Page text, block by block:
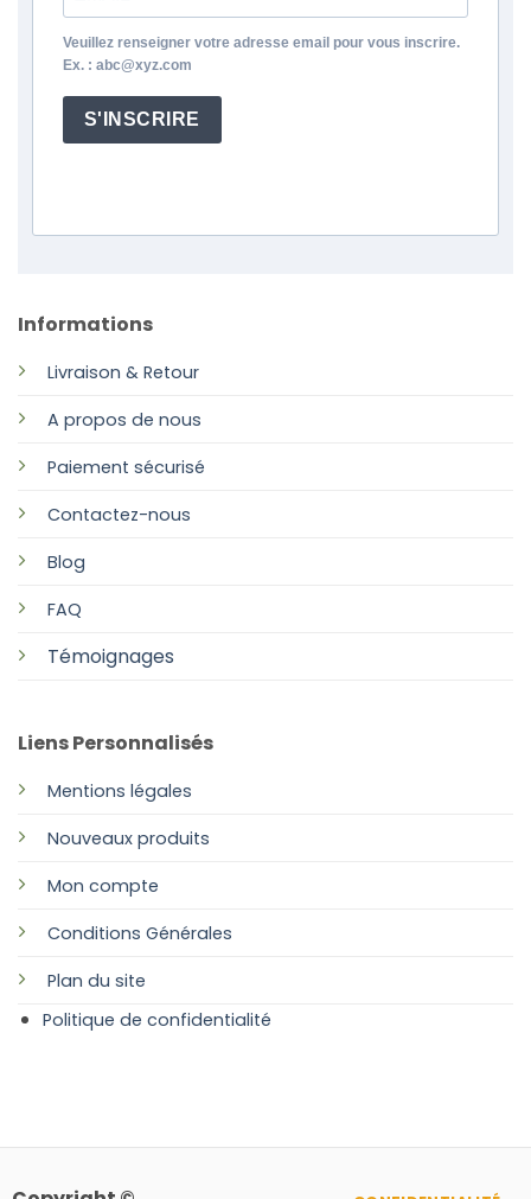
Informations
Livraison & Retour
A propos de nous
Paiement sécurisé
Contactez-nous
Blog
FAQ
Témoignages
Liens Personnalisés
Mentions légales
Nouveaux produits
Mon compte
Conditions Générales
Plan du site
Politique de confidentialité
Veuillez renseigner votre adresse email pour vous inscrire.
Ex. : abc@xyz.com
S'INSCRIRE